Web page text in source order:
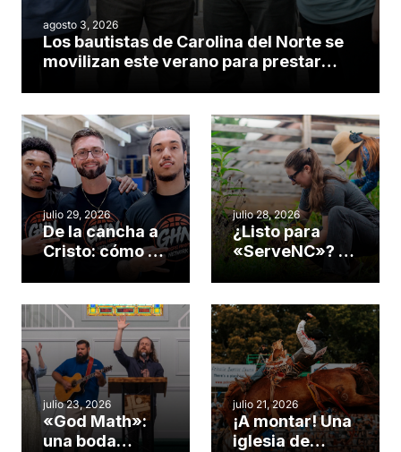
agosto 3, 2026
Los bautistas de Carolina del Norte se
movilizan este verano para prestar
julio 29, 2026
De la cancha a
Cristo: cómo el
gimnasio de
Cary se
convirtió en un
insólito campo
misionero te
cuento
julio 28, 2026
¿Listo para
«ServeNC»? 4
obra de Dios
durante la
Semana
ServeNC
julio 23, 2026
«God Math»:
una boda
julio 21, 2026
¡A montar! Una
iglesia de